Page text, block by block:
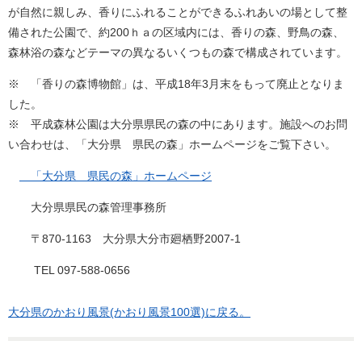
が自然に親しみ、香りにふれることができるふれあいの場として整
備された公園で、約200ｈａの区域内には、香りの森、野鳥の森、
森林浴の森などテーマの異なるいくつもの森で構成されています。
※ 「香りの森博物館」は、平成18年3月末をもって廃止となりま
した。
※ 平成森林公園は大分県県民の森の中にあります。施設へのお問
い合わせは、「大分県 県民の森」ホームページをご覧下さい。
「大分県 県民の森」ホームページ
大分県県民の森管理事務所
〒870-1163 大分県大分市廻栖野2007-1
TEL 097-588-0656
大分県のかおり風景(かおり風景100選)に戻る。